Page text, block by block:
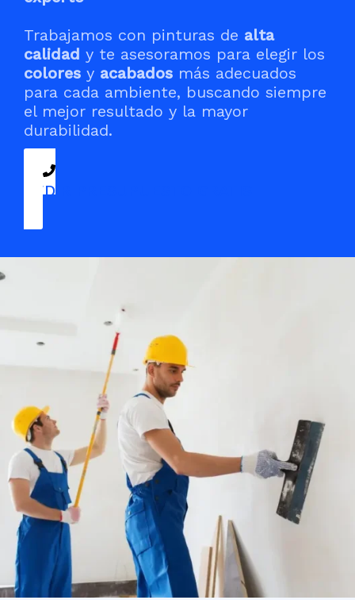
Trabajamos con pinturas de alta
calidad y te asesoramos para elegir los
colores y acabados más adecuados
para cada ambiente, buscando siempre
el mejor resultado y la mayor
durabilidad.
PEDIR PRESUPUESTO GRATIS